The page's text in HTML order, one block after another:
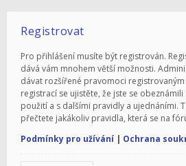
Registrovat
Pro přihlášení musíte být registrován.
dává vám mnohem větší možnosti.
dávat rozšířené pravomoci registrovaným
registrací se ujistěte, že jste se
použití a s dalšími pravidly a ujednáními.
přečtete jakákoliv pravidla, která se na
Podmínky pro užívání | Ochrana